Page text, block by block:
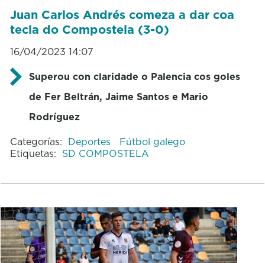
Juan Carlos Andrés comeza a dar coa
tecla do Compostela (3-0)
16/04/2023 14:07
Superou con claridade o Palencia cos goles
de Fer Beltrán, Jaime Santos e Mario
Rodríguez
Categorías: Deportes
Fútbol galego
Etiquetas: SD COMPOSTELA